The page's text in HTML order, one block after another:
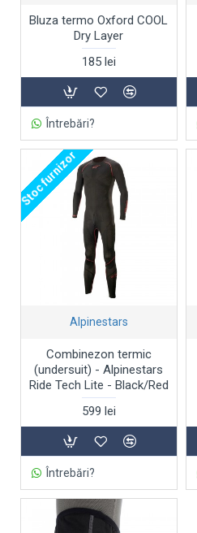
Bluza termo Oxford COOL
Dry Layer
185 lei
Întrebări?
Stoc furnizor
Alpinestars
Combinezon termic
(undersuit) - Alpinestars
Ride Tech Lite - Black/Red
599 lei
Întrebări?